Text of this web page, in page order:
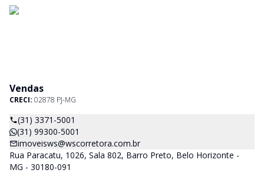
Vendas
CRECI: 02878 PJ-MG
(31) 3371-5001
(31) 99300-5001
imoveisws@wscorretora.com.br
Rua Paracatu, 1026, Sala 802, Barro Preto, Belo Horizonte -
MG - 30180-091